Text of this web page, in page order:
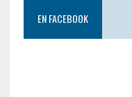
EN FACEBOOK